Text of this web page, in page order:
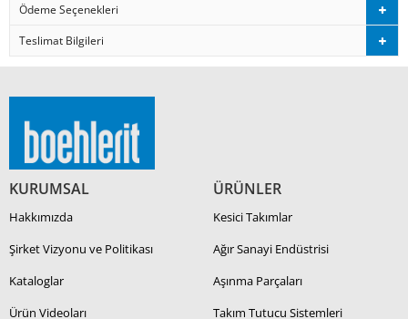
Ödeme Seçenekleri
Teslimat Bilgileri
KURUMSAL
Hakkımızda
Şirket Vizyonu ve Politikası
Kataloglar
Ürün Videoları
ÜRÜNLER
Kesici Takımlar
Ağır Sanayi Endüstrisi
Aşınma Parçaları
Takım Tutucu Sistemleri